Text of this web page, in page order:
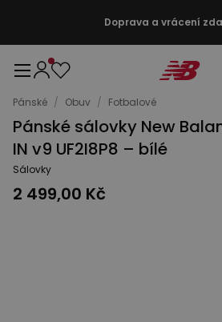
Doprava a vrácení
Pánské / Obuv / Fotbalové
Pánské sálovky New
IN v9 UF2I8P8 – bílé
Sálovky
2 499,00 Kč